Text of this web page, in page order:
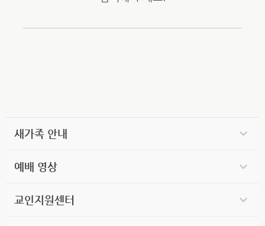
새가족 안내
예배 영상
교인지원센터